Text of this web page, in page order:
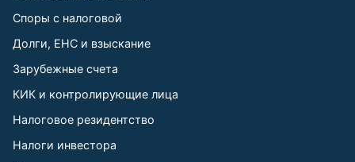
Споры с налоговой
Долги, ЕНС и взыскание
Зарубежные счета
КИК и контролирующие лица
Налоговое резидентство
Налоги инвестора